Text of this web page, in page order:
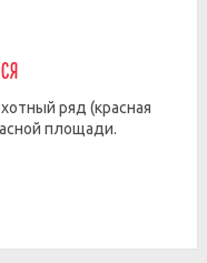
ряд (красная
площади.